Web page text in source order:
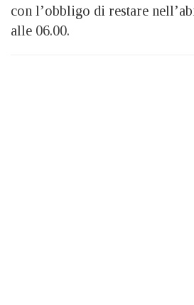
con l’obbligo di restare
alle 06.00.